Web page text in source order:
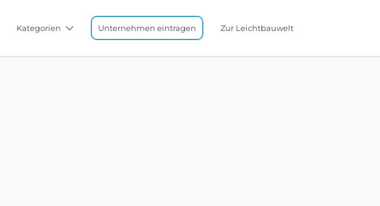
Kategorien Unternehmen eintragen Zur Leichtbauwelt